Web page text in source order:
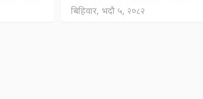
नगरप्रमुख बुढाथोकी
बिहिवार, भदौ ५, २०८२